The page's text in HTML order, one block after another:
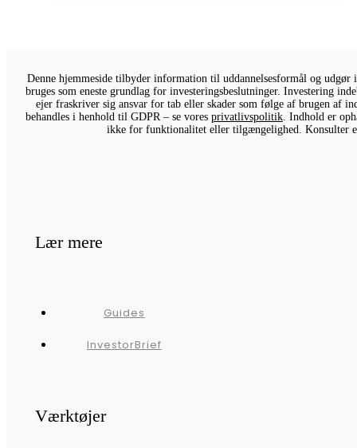
Denne hjemmeside tilbyder information til uddannelsesformål og
bruges som eneste grundlag for investeringsbeslutninger. Investering
ejer fraskriver sig ansvar for tab eller skader som følge af brugen af
behandles i henhold til GDPR – se vores privatlivspolitik. Indhold er
ikke for funktionalitet eller tilgængelighed. Konsulter
Lær mere
Guides
InvestorBrief
Værktøjer